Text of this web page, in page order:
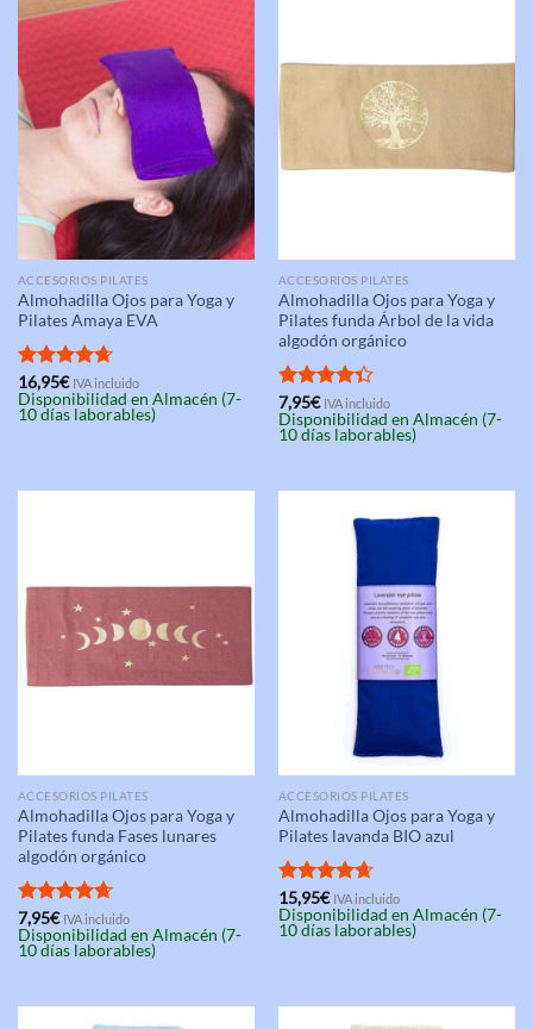
ACCESORIOS PILATES
Almohadilla Ojos para Yoga y
Pilates Amaya EVA
Valorado
con4.67
de 5
16,95€ IVA incluido
Disponibilidad en Almacén (7-
10 días laborables)
ACCESORIOS PILATES
Almohadilla Ojos para Yoga y
Pilates funda Árbol de la vida
algodón orgánico
Valorado
con4.33
de 5
7,95€ IVA incluido
Disponibilidad en Almacén (7-
10 días laborables)
ACCESORIOS PILATES
Almohadilla Ojos para Yoga y
Pilates funda Fases lunares
algodón orgánico
Valorado
con4.67
de 5
7,95€ IVA incluido
Disponibilidad en Almacén (7-
10 días laborables)
ACCESORIOS PILATES
Almohadilla Ojos para Yoga y
Pilates lavanda BIO azul
Valorado
con4.67
de 5
15,95€ IVA incluido
Disponibilidad en Almacén (7-
10 días laborables)